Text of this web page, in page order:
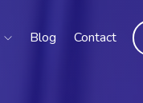
Blog Contact